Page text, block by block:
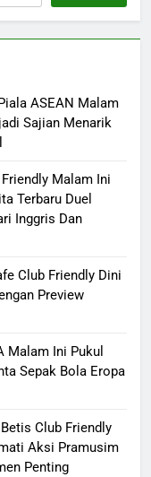
ASEAN Malam
Sajian Menarik
Malam Ini
Terbaru Duel
Inggris Dan
Club Friendly Dini
Preview
Malam Ini Pukul
Sepak Bola Eropa
Club Friendly
Aksi Pramusim
Penting